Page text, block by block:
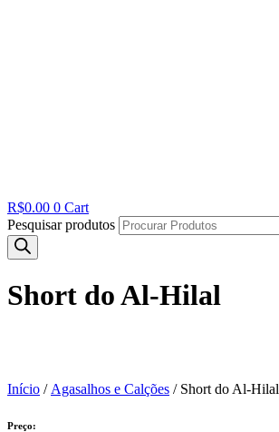
R$0.00 0 Cart
Pesquisar produtos
Short do Al-Hilal
Início / Agasalhos e Calções / Short do Al-Hilal
Preço: